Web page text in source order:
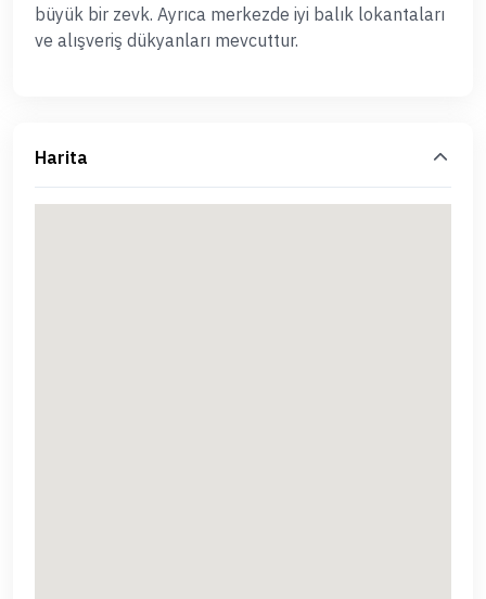
büyük bir zevk. Ayrıca merkezde iyi balık lokantaları
ve alışveriş dükyanları mevcuttur.
Harita